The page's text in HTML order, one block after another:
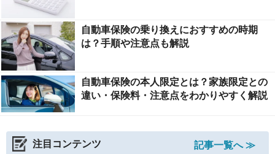
自動車保険の乗り換えにおすすめの時期
は？手順や注意点も解説
自動車保険の本人限定とは？家族限定との
違い・保険料・注意点をわかりやすく解説
注目コンテンツ
記事一覧へ ≫